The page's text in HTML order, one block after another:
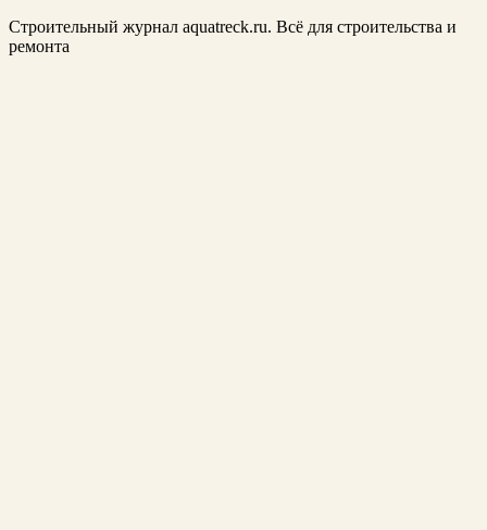
Строительный журнал aquatreck.ru. Всё для строительства и
ремонта